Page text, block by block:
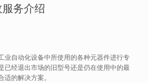
务介绍
业自动化设备中所使用的各种元器件进行专
已经退出市场的旧型号还是仍在使用中的最
的解决方案。